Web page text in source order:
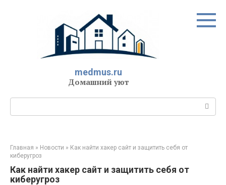
medmus.ru
Домашний уют
Главная » Новости » Как найти хакер сайт и защитить себя от
киберугроз
Как найти хакер сайт и защитить себя от
киберугроз